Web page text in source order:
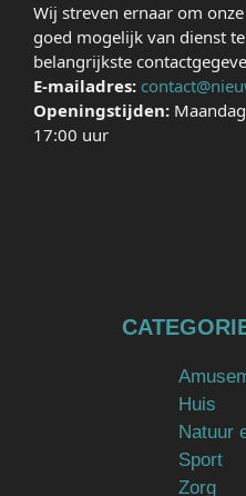
Wij streven ernaar om
goed mogelijk van dienst
belangrijkste
E-mailadres:
Openingstijden:
17:00 uur
Huis
Natuur
Sport
Zorg